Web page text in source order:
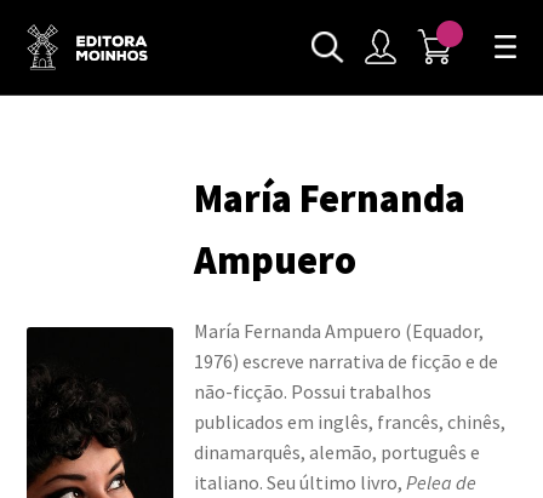
María Fernanda
Ampuero
María Fernanda Ampuero (Equador,
1976) escreve narrativa de ficção e de
não-ficção. Possui trabalhos
publicados em inglês, francês, chinês,
dinamarquês, alemão, português e
italiano. Seu último livro, Pelea de